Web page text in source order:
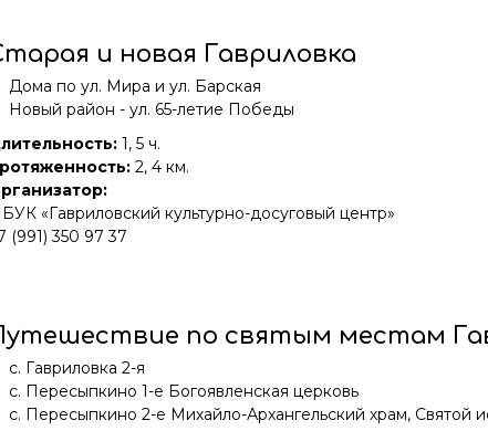
и новая Гавриловка
Дома по ул. Мира и ул. Барская
Новый район - ул. 65-летие Победы
1, 5 ч.
2, 4 км.
«Гавриловский культурно-досуговый центр»
(991) 350 97 37
по святым местам
с. Гавриловка 2-я
с. Пересыпкино 1-е Богоявленская церковь
с. Пересыпкино 2-е Михайло-Архангельский храм, Святой